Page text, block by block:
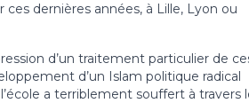
dernières années, à Lille, Lyon ou
d’un traitement particulier de
d’un Islam politique radical
a terriblement souffert à travers